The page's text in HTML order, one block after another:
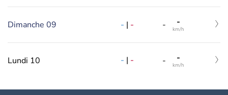
Dimanche 09 - | - - -
km/h
Lundi 10 - | - - -
km/h